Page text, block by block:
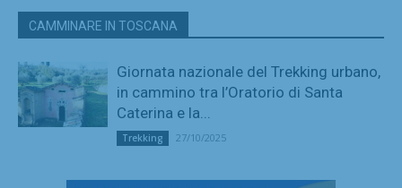
CAMMINARE IN TOSCANA
Giornata nazionale del Trekking urbano,
in cammino tra l’Oratorio di Santa
Caterina e la...
Trekking 27/10/2025